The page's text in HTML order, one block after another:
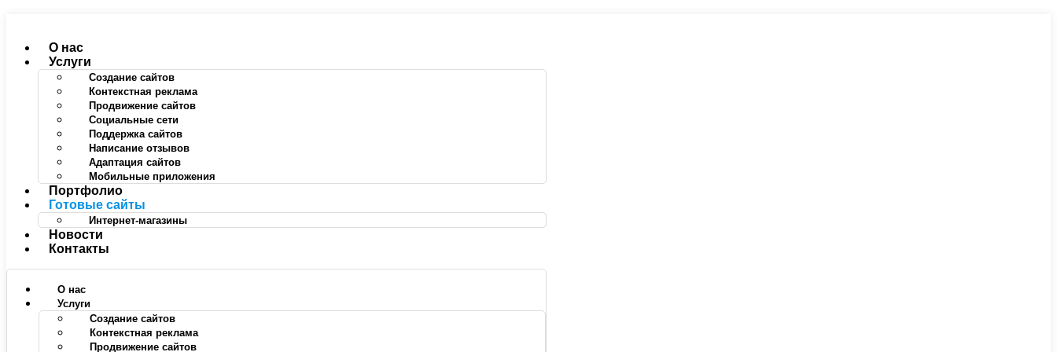
содержимому
О нас
Услуги
Создание сайтов
Контекстная реклама
Продвижение сайтов
Социальные сети
Поддержка сайтов
Написание отзывов
Адаптация сайтов
Мобильные приложения
Портфолио
Готовые сайты
Интернет-магазины
Новости
Контакты
О нас
Услуги
Создание сайтов
Контекстная реклама
Продвижение сайтов